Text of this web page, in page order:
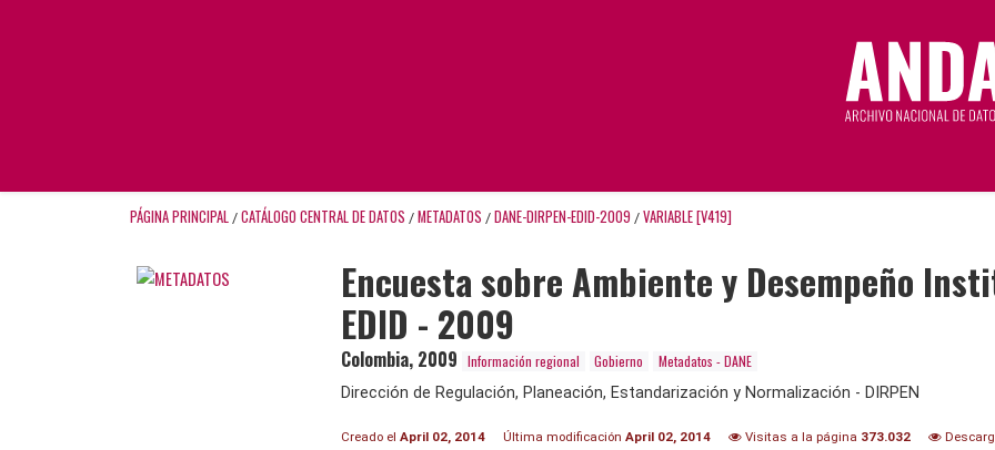
PÁGINA PRINCIPAL / CATÁLOGO CENTRAL DE DATOS / METADATOS / DANE-DIRPEN-EDID-2009 / VARIABLE [V419]
Encuesta sobre Ambiente y Desempeño
EDID - 2009
Colombia, 2009 Información regional Gobierno
Metadatos - DANE
Dirección de Regulación, Planeación, Estandarización y Normalización - DIRPEN
Creado el April 02, 2014 Última modificación April 02, 2014 Visitas a la página 373.032